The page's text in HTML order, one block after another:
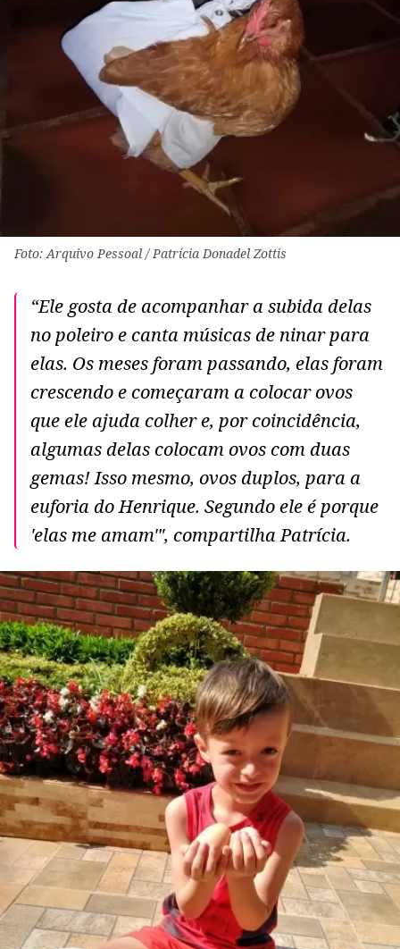
Foto: Arquivo Pessoal / Patrícia Donadel Zottis
“Ele gosta de acompanhar a subida delas
no poleiro e canta músicas de ninar para
elas. Os meses foram passando, elas foram
crescendo e começaram a colocar ovos
que ele ajuda colher e, por coincidência,
algumas delas colocam ovos com duas
gemas! Isso mesmo, ovos duplos, para a
euforia do Henrique. Segundo ele é porque
'elas me amam'", compartilha Patrícia.